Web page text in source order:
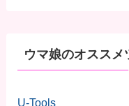
ウマ娘のオススメ
U-Tools